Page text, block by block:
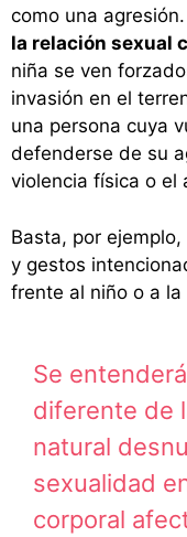
como una
la relación sexual
niña se ven
invasión en el
una persona cuya
defenderse de su
violencia física o el
Basta, por
y gestos
frente al niño o a la
Se
diferente de
natural
sexualidad
corporal